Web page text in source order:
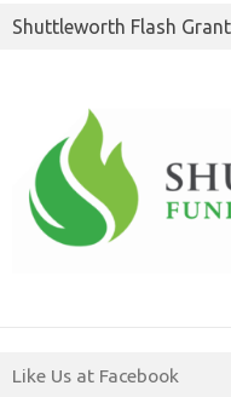
Shuttleworth Flash
Like Us at Facebook